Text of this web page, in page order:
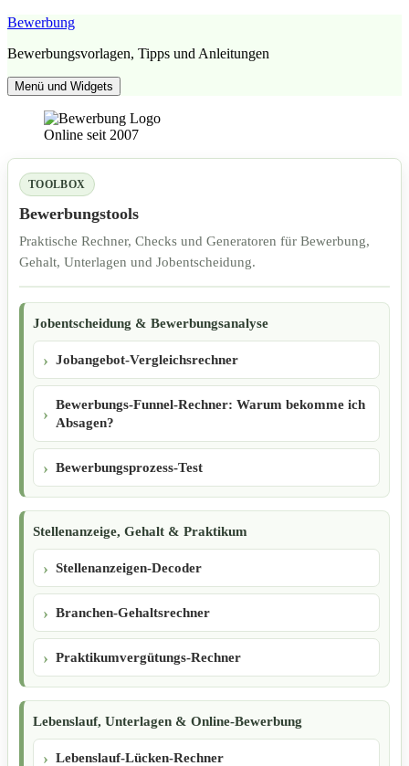
Zum
springen
Bewerbung
Bewerbungsvorlagen, Tipps und Anleitungen
Menü und Widgets
Online seit 2007
TOOLBOX
Bewerbungstools
Praktische Rechner, Checks und Generatoren für Bewerbung,
Gehalt, Unterlagen und Jobentscheidung.
Jobentscheidung & Bewerbungsanalyse
Jobangebot-Vergleichsrechner
Bewerbungs-Funnel-Rechner: Warum bekomme ich
Absagen?
Bewerbungsprozess-Test
Stellenanzeige, Gehalt & Praktikum
Stellenanzeigen-Decoder
Branchen-Gehaltsrechner
Praktikumvergütungs-Rechner
Lebenslauf, Unterlagen & Online-Bewerbung
Lebenslauf-Lücken-Rechner